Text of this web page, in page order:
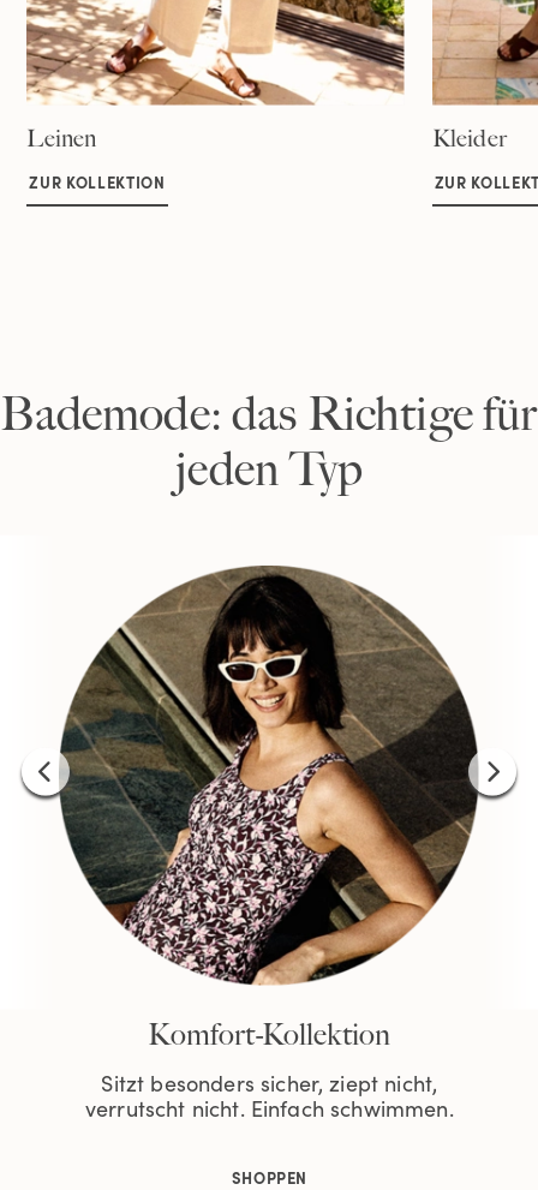
Leinen
ZUR KOLLEKTION
Kleider
ZUR
Bademode: das Richtige für
jeden Typ
Komfort-Kollektion
Sitzt besonders sicher, ziept nicht,
verrutscht nicht. Einfach schwimmen.
SHOPPEN